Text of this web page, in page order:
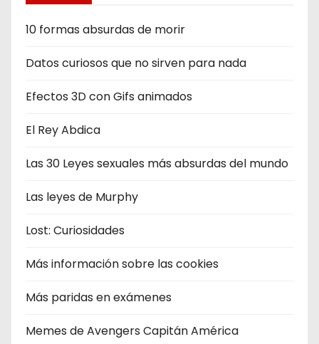
10 formas absurdas de morir
Datos curiosos que no sirven para nada
Efectos 3D con Gifs animados
El Rey Abdica
Las 30 Leyes sexuales más absurdas del mundo
Las leyes de Murphy
Lost: Curiosidades
Más información sobre las cookies
Más paridas en exámenes
Memes de Avengers Capitán América